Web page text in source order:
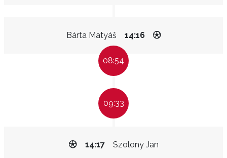
Bárta Matyáš 14:16
08:54
09:33
Szolony Jan
14:17